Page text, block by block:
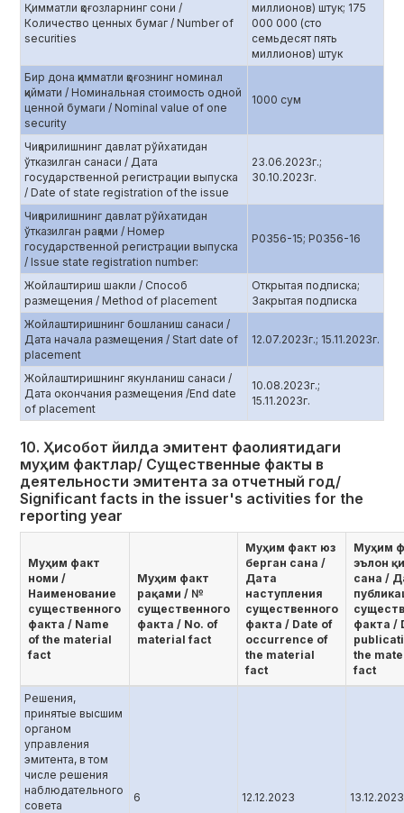
Қимматли қоғозларнинг сони /
Количество ценных бумаг / Number of
securities
миллионов) штук; 175
000 000 (сто
семьдесят пять
миллионов) штук
Бир дона қимматли қоғознинг номинал
қиймати / Номинальная стоимость одной
ценной бумаги / Nominal value of one
security
1000 сум
Чиқарилишнинг давлат рўйхатидан
ўтказилган санаси / Дата
государственной регистрации выпуска
/ Date of state registration of the issue
23.06.2023г.;
30.10.2023г.
Чиқарилишнинг давлат рўйхатидан
ўтказилган рақами / Номер
государственной регистрации выпуска
/ Issue state registration number:
Р0356-15; Р0356-16
Жойлаштириш шакли / Способ
размещения / Method of placement
Открытая подписка;
Закрытая подписка
Жойлаштиришнинг бошланиш санаси /
Дата начала размещения / Start date of
placement
12.07.2023г.; 15.11.2023г.
Жойлаштиришнинг якунланиш санаси /
Дата окончания размещения /End date
of placement
10.08.2023г.;
15.11.2023г.
10. Ҳисобот йилда эмитент фаолиятидаги
муҳим фактлар/ Существенные факты в
деятельности эмитента за отчетный год/
Significant facts in the issuer's activities for the
reporting year
Муҳим факт
номи /
Наименование
существенного
факта / Name
of the material
fact
Муҳим факт
рақами / №
существенного
факта / No. of
material fact
Муҳим факт юз
берган сана /
Дата
наступления
существенного
факта / Date of
occurrence of
the material
fact
Муҳим
эълон
сана /
факта /
the
fact
Решения,
принятые высшим
органом
управления
эмитента, в том
числе решения
наблюдательного
совета
6 12.12.2023 13.12.2023